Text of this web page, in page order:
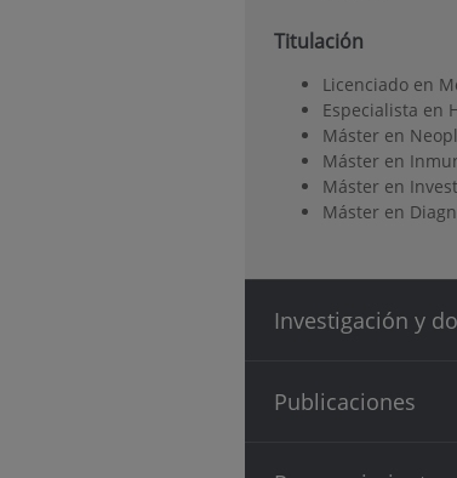
Titulación
Licenciado en
Especialista en
Máster en
Máster en
Máster en
Máster en
Investigación y
Publicaciones